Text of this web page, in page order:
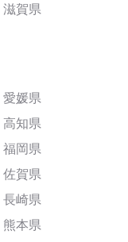
滋賀県
愛媛県
高知県
福岡県
佐賀県
長崎県
熊本県